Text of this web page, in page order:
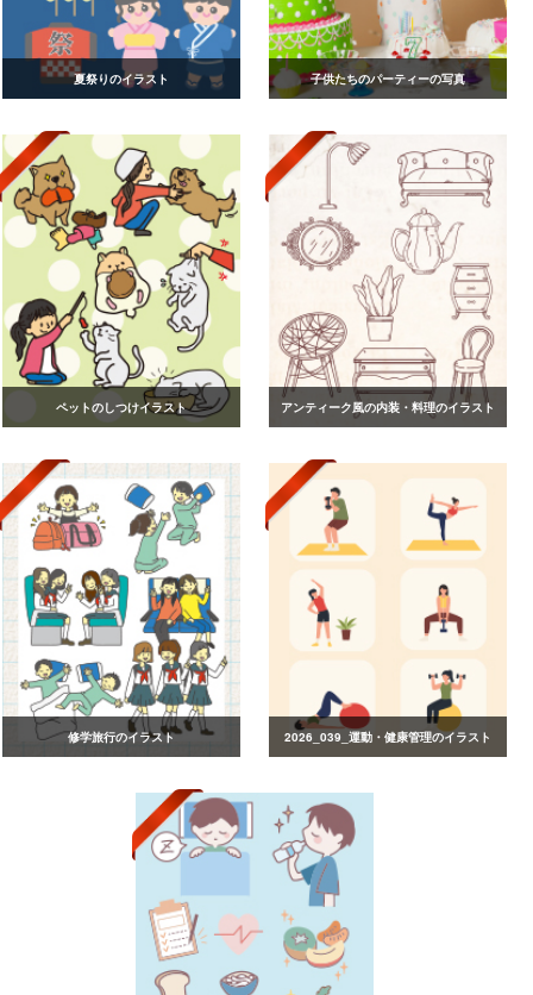
夏祭りのイラスト 子供たちのパーティーの写真
ペットのしつけイラスト アンティーク風の内装・料理のイラスト
修学旅行のイラスト 2026_039_運動・健康管理のイラスト